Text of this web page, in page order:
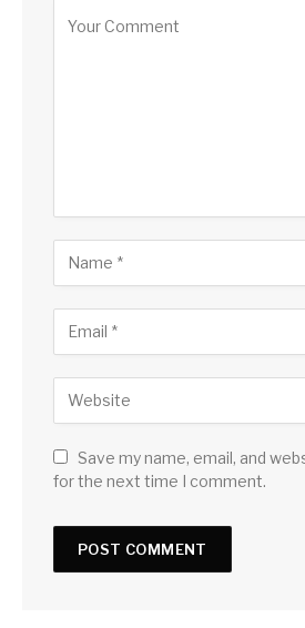
Save my name, email, and
for the next time I comment.